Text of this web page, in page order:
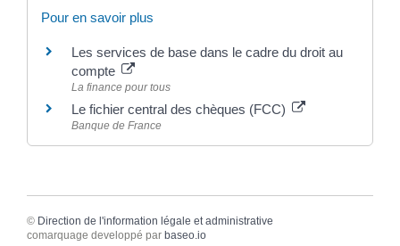
Pour en savoir plus
Les services de base dans le cadre du droit au
compte
La finance pour tous
Le fichier central des chèques (FCC)
Banque de France
© Direction de l'information légale et administrative
comarquage developpé par baseo.io